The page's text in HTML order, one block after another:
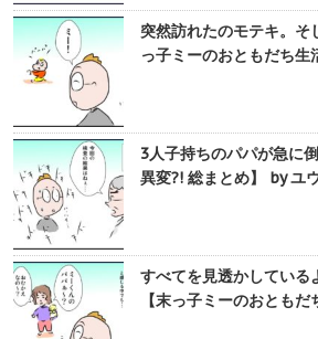
突然訪れたのモテキ。
っ子ミーのおともだち
3人子持ちのパパが急に
異変?! 総まとめ】 by ユ
すべてを見透かしている
【末っ子ミーのおとも